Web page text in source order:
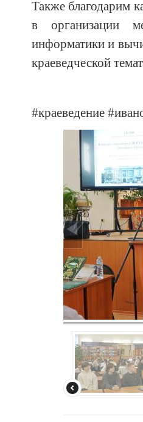
Также благодарим
в организации
информатики и
краеведческой
#краеведение